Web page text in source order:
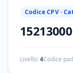
Codice CPV ·
15213000
Livello:4Codice